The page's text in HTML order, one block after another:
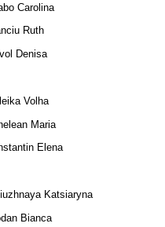
Carolina
Ruth
Denisa
Volha
Maria
Elena
Katsiaryna
Bianca